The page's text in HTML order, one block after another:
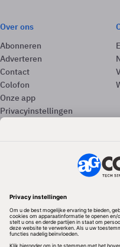
Over ons
Abonneren
Adverteren
Contact
Colofon
Onze app
Privacyinstellingen